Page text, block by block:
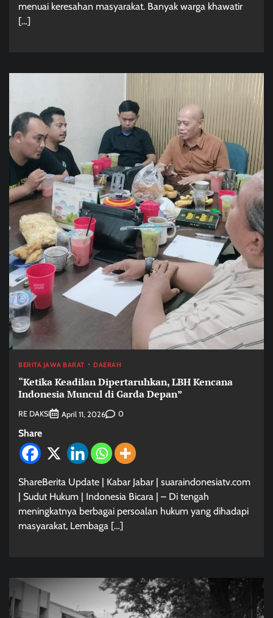
menuai keresahan masyarakat. Banyak warga khawatir
[…]
BERITA JAWA BARAT DAERAH
“Ketika Keadilan Dipertaruhkan, LBH Kencana
Indonesia Muncul di Garda Depan”
RE DAKSI April 11, 2026 0
Share
ShareBerita Update | Kabar Jabar | suaraindonesiatv.com
| Sudut Hukum | Indonesia Bicara | – Di tengah
meningkatnya berbagai persoalan hukum yang dihadapi
masyarakat, Lembaga […]